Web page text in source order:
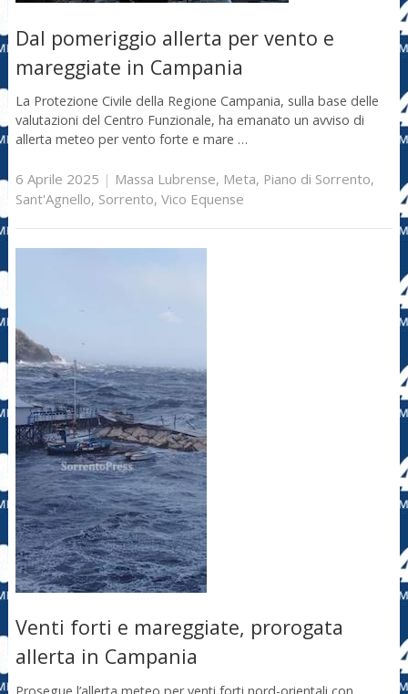
Dal pomeriggio allerta per vento e
mareggiate in Campania
La Protezione Civile della Regione Campania, sulla base delle
valutazioni del Centro Funzionale, ha emanato un avviso di
allerta meteo per vento forte e mare …
6 Aprile 2025 | Massa Lubrense, Meta, Piano di Sorrento,
Sant'Agnello, Sorrento, Vico Equense
Venti forti e mareggiate, prorogata
allerta in Campania